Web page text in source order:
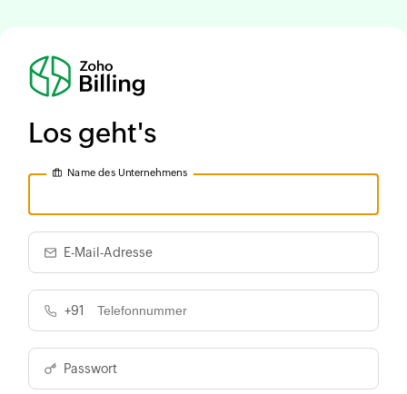
Los geht's
Name des Unternehmens
E-Mail-Adresse
+91
Passwort